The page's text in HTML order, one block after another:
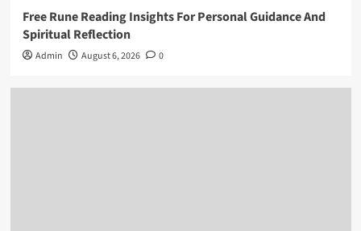
Free Rune Reading Insights For Personal Guidance And
Spiritual Reflection
Admin August 6, 2026 0